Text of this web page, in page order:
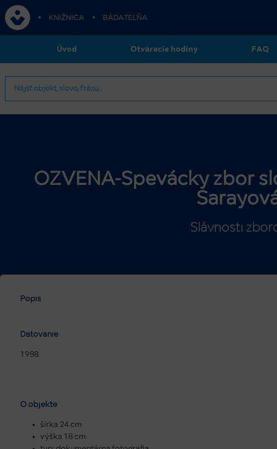
• KNIŽNICA • BÁDATEĽŇA
Úvod Otváracie hodiny FAQ
OZVENA-Spevácky zbor
Slávnosti
Popis
Datovanie
1988
O objekte
šírka 24 cm
výška 18 cm